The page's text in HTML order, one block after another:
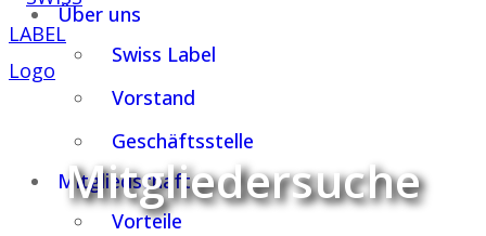
Über uns
Swiss Label
Vorstand
Geschäftsstelle
Mitgliedschaft
Vorteile
Mitgliedersuche